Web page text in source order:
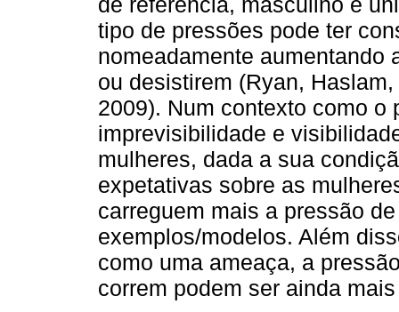
tipo de pressões pode ter
nomeadamente aumentando
ou desistirem (Ryan,
2009). Num contexto como
imprevisibilidade e
mulheres, dada a sua
expetativas sobre as
carreguem mais a pressão
exemplos/modelos. Além
como uma ameaça, a
correm podem ser ainda